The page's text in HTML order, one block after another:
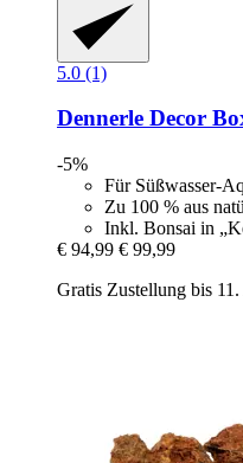
5.0 (1)
Dennerle Decor
-5%
Für Süßwasser-
Zu 100 % aus
Inkl. Bonsai in
€ 94,99 € 99,99
Gratis Zustellung bis